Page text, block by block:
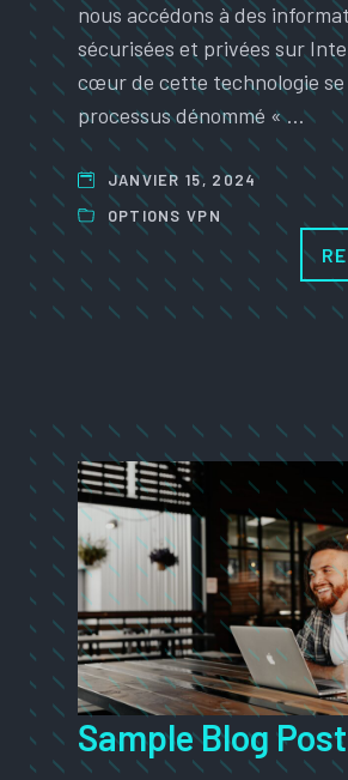
nous accédons à des
sécurisées et privées sur
cœur de cette technologie
processus dénommé « …
JANVIER 15, 2024
OPTIONS VPN
Sample Blog